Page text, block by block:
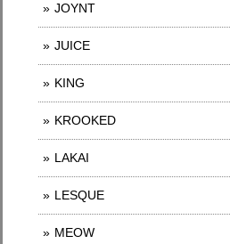
JOYNT
JUICE
KING
KROOKED
LAKAI
LESQUE
MEOW